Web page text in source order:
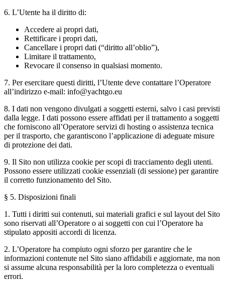
6. L’Utente ha il diritto di:
Accedere ai propri dati,
Rettificare i propri dati,
Cancellare i propri dati (“diritto all’oblio”),
Limitare il trattamento,
Revocare il consenso in qualsiasi momento.
7. Per esercitare questi diritti, l’Utente deve contattare l’Operatore
all’indirizzo e-mail: info@yachtgo.eu
8. I dati non vengono divulgati a soggetti esterni, salvo i casi previsti
dalla legge. I dati possono essere affidati per il trattamento a soggetti
che forniscono all’Operatore servizi di hosting o assistenza tecnica
per il trasporto, che garantiscono l’applicazione di adeguate misure
di protezione dei dati.
9. Il Sito non utilizza cookie per scopi di tracciamento degli utenti.
Possono essere utilizzati cookie essenziali (di sessione) per garantire
il corretto funzionamento del Sito.
§ 5. Disposizioni finali
1. Tutti i diritti sui contenuti, sui materiali grafici e sul layout del Sito
sono riservati all’Operatore o ai soggetti con cui l’Operatore ha
stipulato appositi accordi di licenza.
2. L’Operatore ha compiuto ogni sforzo per garantire che le
informazioni contenute nel Sito siano affidabili e aggiornate, ma non
si assume alcuna responsabilità per la loro completezza o eventuali
errori.